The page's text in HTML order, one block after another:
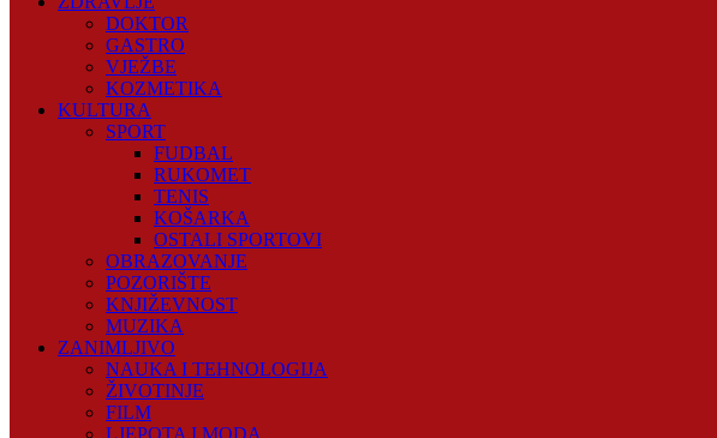
DOKTOR
GASTRO
VJEŽBE
KOZMETIKA
KULTURA
SPORT
FUDBAL
RUKOMET
TENIS
KOŠARKA
OSTALI SPORTOVI
OBRAZOVANJE
POZORIŠTE
KNJIŽEVNOST
MUZIKA
ZANIMLJIVO
NAUKA I TEHNOLOGIJA
ŽIVOTINJE
FILM
LJEPOTA I MODA